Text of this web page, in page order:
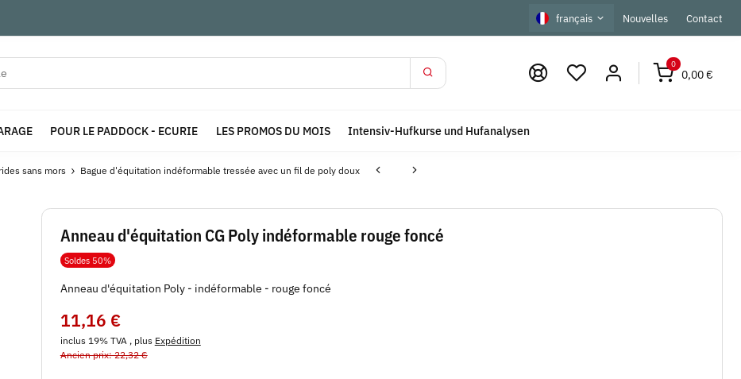
français Nouvelles Contact
0
0,00 €
POUR LE PADDOCK - ECURIE LES PROMOS DU MOIS Intensiv-Hufkurse und Hufanalysen
sans mors Bague d'équitation indéformable tressée avec un fil de poly doux
Anneau d'équitation CG Poly indéformable rouge foncé
Soldes 50%
Anneau d'équitation Poly - indéformable - rouge foncé
11,16 €
inclus 19% TVA , plus Expédition
Ancien prix: 22,32 €